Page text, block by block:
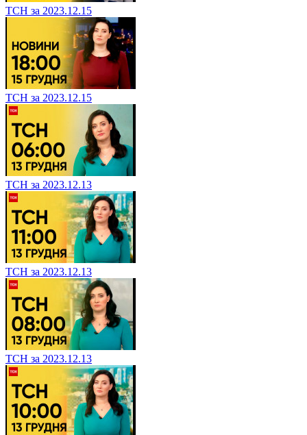
ТСН за 2023.12.15
ТСН за 2023.12.15
ТСН за 2023.12.13
ТСН за 2023.12.13
ТСН за 2023.12.13